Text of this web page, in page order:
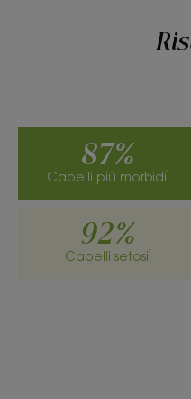
87%
Capelli più morbidi¹
92%
Capelli setosi¹